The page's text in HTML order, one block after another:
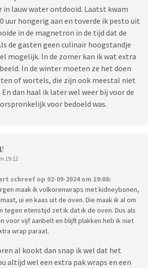
in lauw water ontdooid. Laatst kwam
uur hongerig aan en toverde ik pesto uit
in de magnetron in de tijd dat de
de gasten geen culinair hoogstandje
mogelijk. In de zomer kan ik wat extra
In de winter moeten ze het doen
of wortels, die zijn ook meestal niet
dan haal ik later wel weer bij voor de
voor bedoeld was.
19:12
schreef op 02-09-2024 om 19:08:
maak ik volkorenwraps met kidneybonen,
ui en kaas uit de oven. Die maak ik al om
tegen etenstijd zet ik dat ik de oven. Dus als
voor vijf aanbelt en blijft plakken heb ik niet
wrap paraat.
al kookt dan snap ik wel dat het
altijd wel een extra pak wraps en een